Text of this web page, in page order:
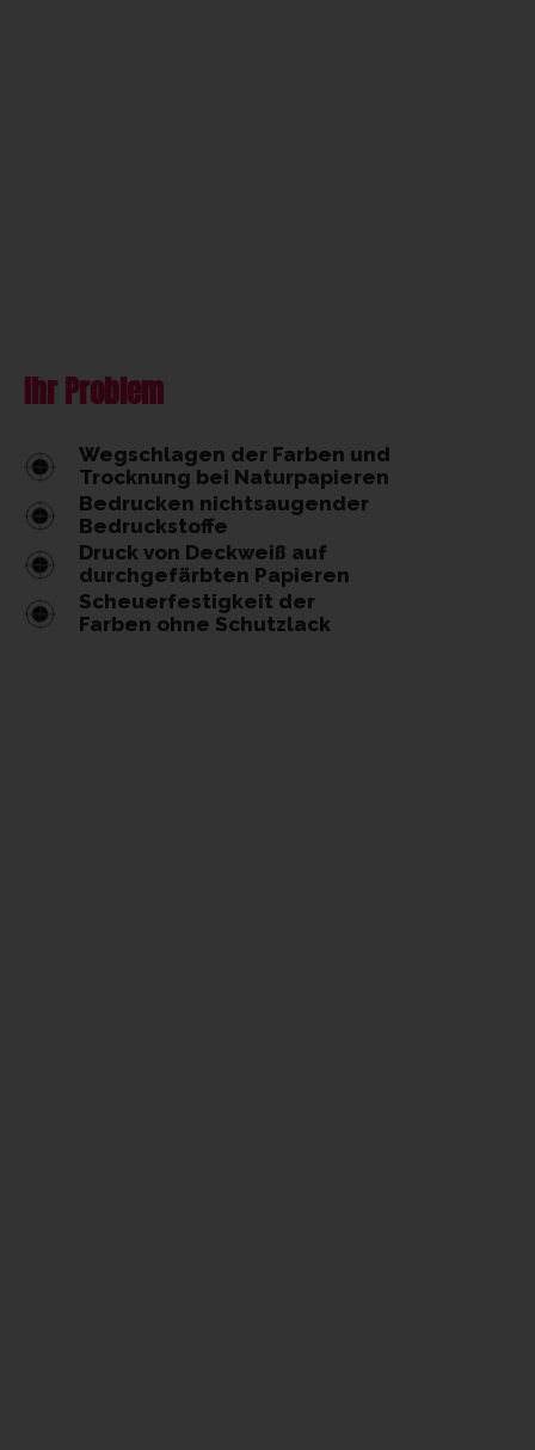
Ihr Problem
Wegschlagen der Farben und
Trocknung bei Naturpapieren
Bedrucken nichtsaugender
Bedruckstoffe
Druck von Deckweiß auf
durchgefärbten Papieren
Scheuerfestigkeit der
Farben ohne Schutzlack